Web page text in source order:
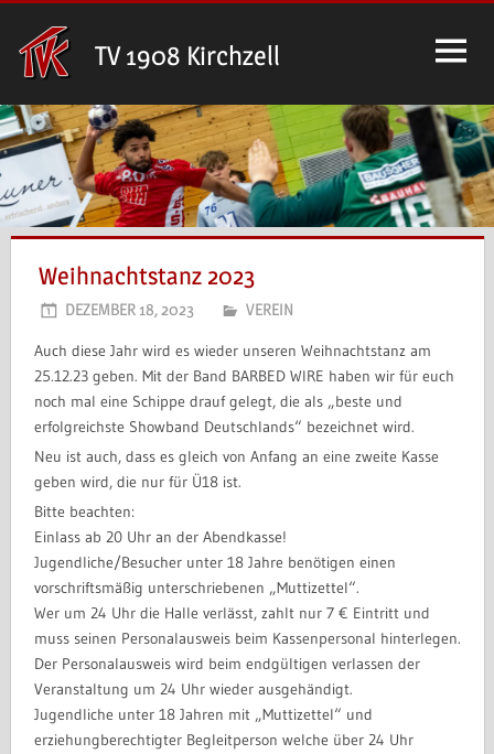
Inhalt
springen
TV 1908 Kirchzell
Weihnachtstanz 2023
DEZEMBER 18, 2023 VEREIN
Auch diese Jahr wird es wieder unseren Weihnachtstanz am
25.12.23 geben. Mit der Band BARBED WIRE haben wir für euch
noch mal eine Schippe drauf gelegt, die als „beste und
erfolgreichste Showband Deutschlands“ bezeichnet wird.
Neu ist auch, dass es gleich von Anfang an eine zweite Kasse
geben wird, die nur für Ü18 ist.
Bitte beachten:
Einlass ab 20 Uhr an der Abendkasse!
Jugendliche/Besucher unter 18 Jahre benötigen einen
vorschriftsmäßig unterschriebenen „Muttizettel“.
Wer um 24 Uhr die Halle verlässt, zahlt nur 7 € Eintritt und
muss seinen Personalausweis beim Kassenpersonal hinterlegen.
Der Personalausweis wird beim endgültigen verlassen der
Veranstaltung um 24 Uhr wieder ausgehändigt.
Jugendliche unter 18 Jahren mit „Muttizettel“ und
erziehungberechtigter Begleitperson welche über 24 Uhr